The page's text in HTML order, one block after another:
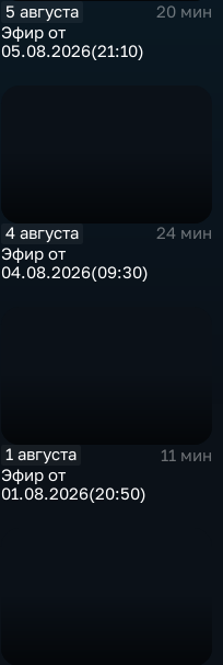
5 августа
20 мин
Эфир от
05.08.2026(21:10)
4 августа
24 мин
Эфир от
04.08.2026(09:30)
1 августа
11 мин
Эфир от
01.08.2026(20:50)